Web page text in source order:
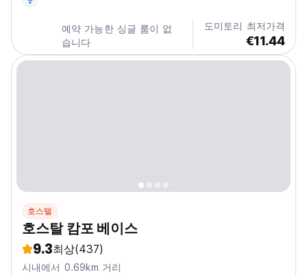
예약 가능한 싱글 룸이 없
습니다
도미토리 최저가격
€11.44
호스텔
호스탈 캄포 베이스
9.3최상(437)
시내에서 0.69km 거리